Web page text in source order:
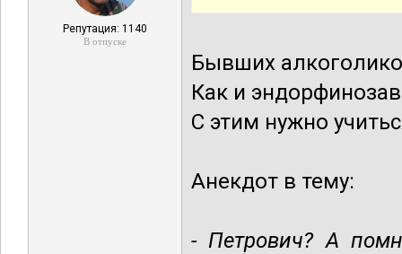
Репутация: 1140
В отпуске
Бывших
Как и
С этим нужно
Анекдот в тему:
- Петрович? А